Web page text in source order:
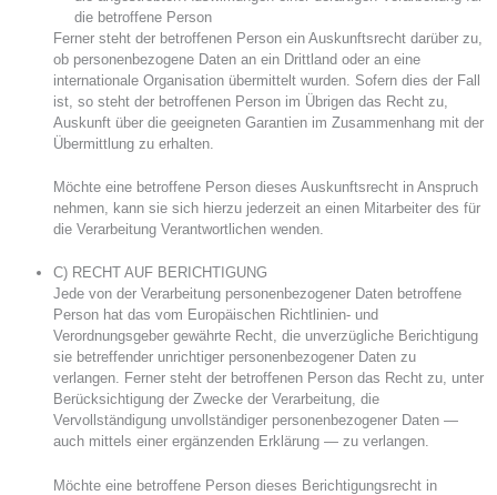
die betroffene Person
Ferner steht der betroffenen Person ein Auskunftsrecht darüber zu,
ob personenbezogene Daten an ein Drittland oder an eine
internationale Organisation übermittelt wurden. Sofern dies der Fall
ist, so steht der betroffenen Person im Übrigen das Recht zu,
Auskunft über die geeigneten Garantien im Zusammenhang mit der
Übermittlung zu erhalten.
Möchte eine betroffene Person dieses Auskunftsrecht in Anspruch
nehmen, kann sie sich hierzu jederzeit an einen Mitarbeiter des für
die Verarbeitung Verantwortlichen wenden.
C) RECHT AUF BERICHTIGUNG
Jede von der Verarbeitung personenbezogener Daten betroffene
Person hat das vom Europäischen Richtlinien- und
Verordnungsgeber gewährte Recht, die unverzügliche Berichtigung
sie betreffender unrichtiger personenbezogener Daten zu
verlangen. Ferner steht der betroffenen Person das Recht zu, unter
Berücksichtigung der Zwecke der Verarbeitung, die
Vervollständigung unvollständiger personenbezogener Daten —
auch mittels einer ergänzenden Erklärung — zu verlangen.
Möchte eine betroffene Person dieses Berichtigungsrecht in